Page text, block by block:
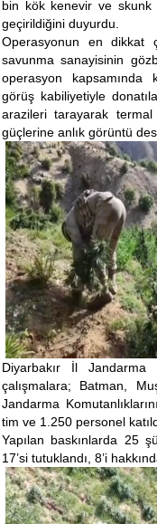
bin kök kenevir ve skunk
geçirildiğini duyurdu.
Operasyonun en dikkat
savunma sanayisinin
operasyon kapsamında
görüş kabiliyetiyle
arazileri tarayarak
güçlerine anlık görüntü
Diyarbakır İl Jandarma
çalışmalara; Batman,
Jandarma
tim ve 1.250 personel
Yapılan baskınlarda 25
17’si tutuklandı, 8’i